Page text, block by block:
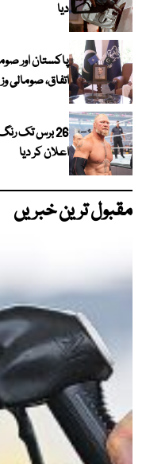
دیا
پاکستان اور
اتفاق، صومالی
26 برس تک
اعلان کر دیا
مقبول ترین خبریں